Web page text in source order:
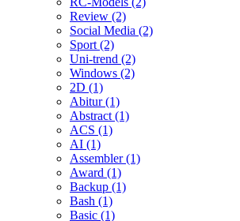
Review (2)
Social Media (2)
Sport (2)
Uni-trend (2)
Windows (2)
2D (1)
Abitur (1)
Abstract (1)
ACS (1)
AI (1)
Assembler (1)
Award (1)
Backup (1)
Bash (1)
Basic (1)